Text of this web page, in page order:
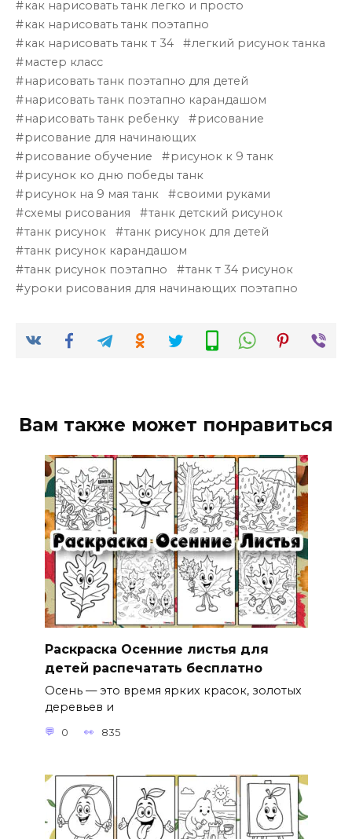
как нарисовать танк легко и просто
как нарисовать танк поэтапно
как нарисовать танк т 34
легкий рисунок танка
мастер класс
нарисовать танк поэтапно для детей
нарисовать танк поэтапно карандашом
нарисовать танк ребенку
рисование
рисование для начинающих
рисование обучение
рисунок к 9 танк
рисунок ко дню победы танк
рисунок на 9 мая танк
своими руками
схемы рисования
танк детский рисунок
танк рисунок
танк рисунок для детей
танк рисунок карандашом
танк рисунок поэтапно
танк т 34 рисунок
уроки рисования для начинающих поэтапно
Вам также может понравиться
Раскраска Осенние листья для
детей распечатать бесплатно
Осень — это время ярких красок, золотых
деревьев и
0 835